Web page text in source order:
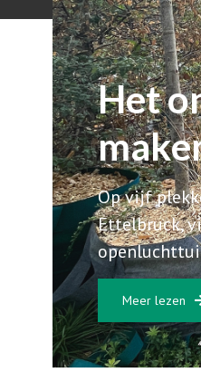
Het
Op vijf
Ettelbruck,
Meer lezen